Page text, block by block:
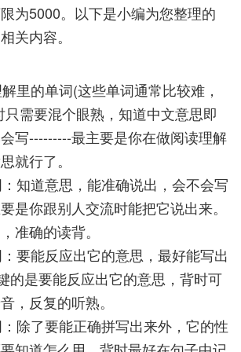
为5000。以下是小编为您整理的
关内容。
里的单词(这些单词通常比较难，
需要混个眼熟，知道中文意思即
写---------最主要是你在做阅读理解
就行了。
知道意思，能准确说出，会不会写
是你跟别人交流时能把它说出来。
准确的读背。
要能反应出它的意思，最好能写出
的是要能反应出它的意思，背时可
，反复的听熟。
除了要能正确拼写出来外，它的性